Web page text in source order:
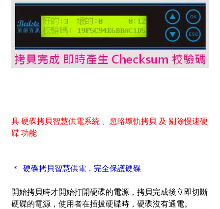
具 硬碟拷貝智慧供電系統 、忽略壞軌拷貝 及 剔除慢速硬
碟 功能
＊ 硬碟拷貝智慧供電，完全保護硬碟
開始拷貝時才開始打開硬碟的電源，拷貝完成後立即切斷
硬碟的電源，使用者在插拔硬碟時，硬碟沒有通電。